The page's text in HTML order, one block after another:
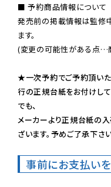
■ 予約商品情報について
発売前の掲載情報は監修
ます。
(変更の可能性がある点…
★一次予約でご予約頂いた
行の正規台紙をお付けし
でも、
メーカーより正規台紙の
ざいます。予めご了承下さ
事前にお支払い